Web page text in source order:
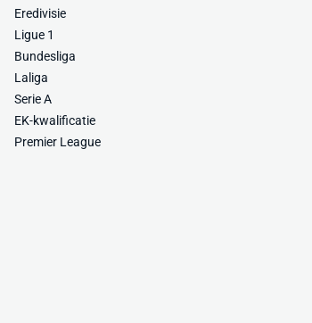
Eredivisie
Ligue 1
Bundesliga
Laliga
Serie A
EK-kwalificatie
Premier League